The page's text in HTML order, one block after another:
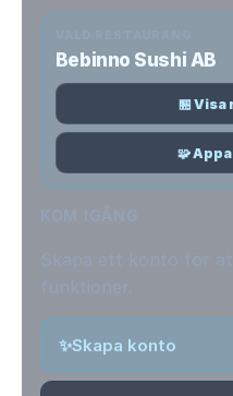
Bebinno Sushi AB
🏪 Visa
🧩
✨Skapa konto